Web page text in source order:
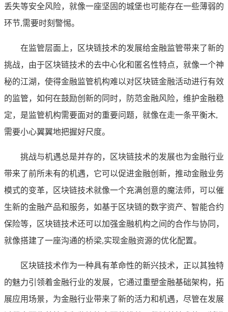
丢失等安全风险，就像一座坚固的城堡也可能存在一些薄弱的
环节,需要时刻警惕。
在监管层面上，区块链技术的发展给金融监管带来了新的
挑战，由于区块链技术的去中心化和匿名性特点，就像一个神
秘的江湖，使得金融监管机构难以对区块链金融活动进行有效
的监管，如何在鼓励创新的同时，防范金融风险，维护金融稳
定，是监管机构需要面对的重要问题，就像在走一条平衡木,
需要小心翼翼地把握好尺度。
挑战与机遇总是并存的，区块链技术的发展也为金融行业
带来了前所未有的机遇，它可以促进金融创新，推动金融业务
模式的变革，区块链技术就像一个充满创意的魔法师，可以催
生新的金融产品和服务，如基于区块链的数字资产、智能合约
保险等，区块链技术还可以加强金融机构之间的合作与协同，
就像搭建了一座沟通的桥梁,实现金融资源的优化配置。
区块链技术作为一种具有革命性的新兴技术，正以其独特
的魅力引领着金融行业的发展，它通过重塑金融基础架构，拓
展应用场景，为金融行业带来了新的活力和机遇，尽管在发展